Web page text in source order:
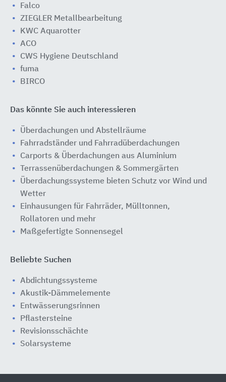
Falco
ZIEGLER Metallbearbeitung
KWC Aquarotter
ACO
CWS Hygiene Deutschland
fuma
BIRCO
Das könnte Sie auch interessieren
Überdachungen und Abstellräume
Fahrradständer und Fahrradüberdachungen
Carports & Überdachungen aus Aluminium
Terrassenüberdachungen & Sommergärten
Überdachungssysteme bieten Schutz vor Wind und
Wetter
Einhausungen für Fahrräder, Mülltonnen,
Rollatoren und mehr
Maßgefertigte Sonnensegel
Beliebte Suchen
Abdichtungssysteme
Akustik-Dämmelemente
Entwässerungsrinnen
Pflastersteine
Revisionsschächte
Solarsysteme